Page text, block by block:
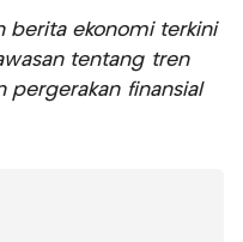
berita ekonomi terkini
tentang tren
pergerakan finansial